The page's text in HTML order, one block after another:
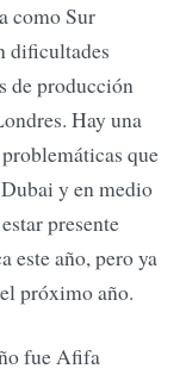
como Sur
dificultades
de producción
Hay una
que
y en medio
presente
este año, pero ya
próximo año.
fue Afifa